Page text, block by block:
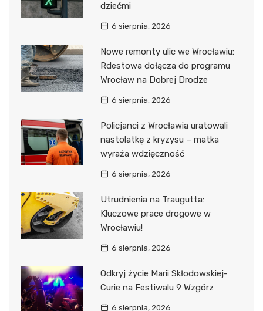
dziećmi
6 sierpnia, 2026
Nowe remonty ulic we Wrocławiu:
Rdestowa dołącza do programu
Wrocław na Dobrej Drodze
6 sierpnia, 2026
Policjanci z Wrocławia uratowali
nastolatkę z kryzysu – matka
wyraża wdzięczność
6 sierpnia, 2026
Utrudnienia na Traugutta:
Kluczowe prace drogowe w
Wrocławiu!
6 sierpnia, 2026
Odkryj życie Marii Skłodowskiej-
Curie na Festiwalu 9 Wzgórz
6 sierpnia, 2026